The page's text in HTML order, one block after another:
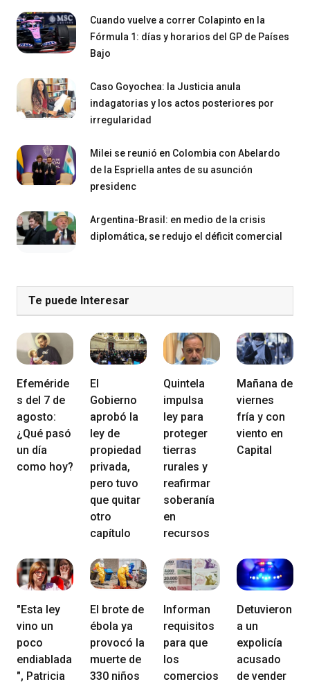
Cuando vuelve a correr Colapinto en la
Fórmula 1: días y horarios del GP de Países
Bajo
Caso Goyochea: la Justicia anula
indagatorias y los actos posteriores por
irregularidad
Milei se reunió en Colombia con Abelardo
de la Espriella antes de su asunción
presidenc
Argentina-Brasil: en medio de la crisis
diplomática, se redujo el déficit comercial
Te puede Interesar
Efeméride
s del 7 de
agosto:
¿Qué pasó
un día
como hoy?
El
Gobierno
aprobó la
ley de
propiedad
privada,
pero tuvo
que quitar
otro
capítulo
Quintela
impulsa
ley para
proteger
tierras
rurales y
reafirmar
soberanía
en
recursos
Mañana de
viernes
fría y con
viento en
Capital
"Esta ley
vino un
poco
endiablada
", Patricia
El brote de
ébola ya
provocó la
muerte de
330 niños
Informan
requisitos
para que
los
comercios
Detuvieron
a un
expolicía
acusado
de vender